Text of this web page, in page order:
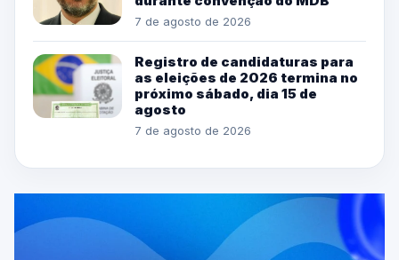
7 de agosto de 2026
Registro de candidaturas para
as eleições de 2026 termina no
próximo sábado, dia 15 de
agosto
7 de agosto de 2026